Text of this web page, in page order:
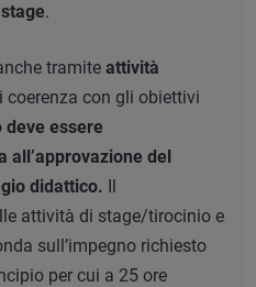
stage.
tramite attività
coerenza con gli obiettivi
deve essere
all’approvazione del
didattico. Il
attività di stage/tirocinio e
sull’impegno richiesto
per cui a 25 ore